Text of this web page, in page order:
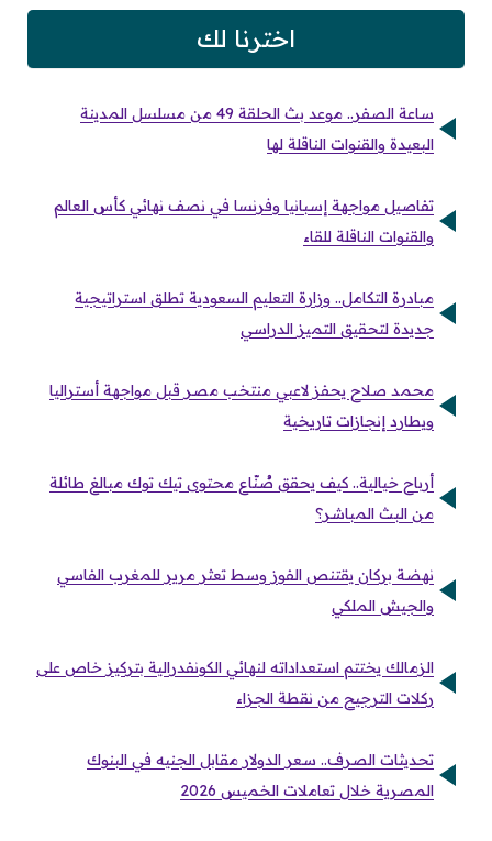
اخترنا لك
ساعة الصفر.. موعد بث الحلقة 49 من مسلسل المدينة
البعيدة والقنوات الناقلة لها
تفاصيل مواجهة إسبانيا وفرنسا في نصف نهائي كأس العالم
والقنوات الناقلة للقاء
مبادرة التكامل.. وزارة التعليم السعودية تطلق استراتيجية
جديدة لتحقيق التميز الدراسي
محمد صلاح يحفز لاعبي منتخب مصر قبل مواجهة أستراليا
ويطارد إنجازات تاريخية
أرباح خيالية.. كيف يحقق صُنّاع محتوى تيك توك مبالغ طائلة
من البث المباشر؟
نهضة بركان يقتنص الفوز وسط تعثر مرير للمغرب الفاسي
والجيش الملكي
الزمالك يختتم استعداداته لنهائي الكونفدرالية بتركيز خاص على
ركلات الترجيح من نقطة الجزاء
تحديثات الصرف.. سعر الدولار مقابل الجنيه في البنوك
المصرية خلال تعاملات الخميس 2026